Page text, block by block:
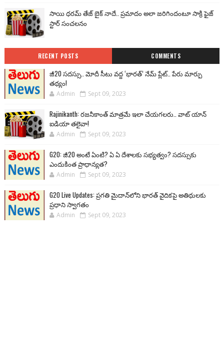
సాయి ధరమ్ తేజ్ బైక్ నాదే.. ప్రమాదం అలా జరిగిందంటూ సాక్రి ఫైజ్
స్టార్ సంచలనం
RECENT POSTS COMMENTS
జీ20 సదస్సు.. మోదీ సీటు వద్ద ‘భారత్’ నేమ్ ప్లేట్‌.. పేరు మార్పు
తథ్యం!
Admin Sept 09, 2023
Rajinikanth: రజనీకాంత్ మాత్రమే ఇలా చేయగలరు.. వాట్ యాన్
ఐడియా తలైవా!
Admin Sept 09, 2023
G20: జీ20 అంటే ఏంటి? ఏ ఏ దేశాలకు సభ్యత్వం? సదస్సుకు
ఎందుకింత ప్రాధాన్యత?
Admin Sept 09, 2023
G20 Live Updates: ప్రగతి మైదాన్‌లోని భారత్ వైదికపై అతిథులకు
ప్రధాని స్వాగతం
Admin Sept 09, 2023